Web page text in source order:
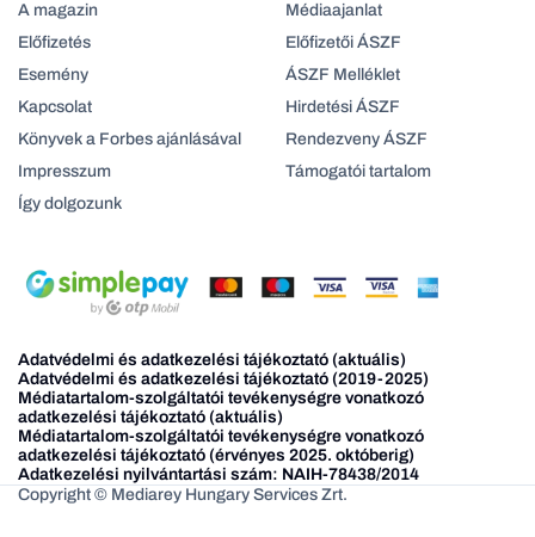
A magazin
Előfizetés
Esemény
Kapcsolat
Könyvek a Forbes ajánlásával
Impresszum
Így dolgozunk
Médiaajanlat
Előfizetői ÁSZF
ÁSZF Melléklet
Hirdetési ÁSZF
Rendezveny ÁSZF
Támogatói tartalom
Adatvédelmi és adatkezelési tájékoztató (aktuális)
Adatvédelmi és adatkezelési tájékoztató (2019-2025)
Médiatartalom-szolgáltatói tevékenységre vonatkozó
adatkezelési tájékoztató (aktuális)
Médiatartalom-szolgáltatói tevékenységre vonatkozó
adatkezelési tájékoztató (érvényes 2025. októberig)
Adatkezelési nyilvántartási szám: NAIH-78438/2014
Copyright © Mediarey Hungary Services Zrt.